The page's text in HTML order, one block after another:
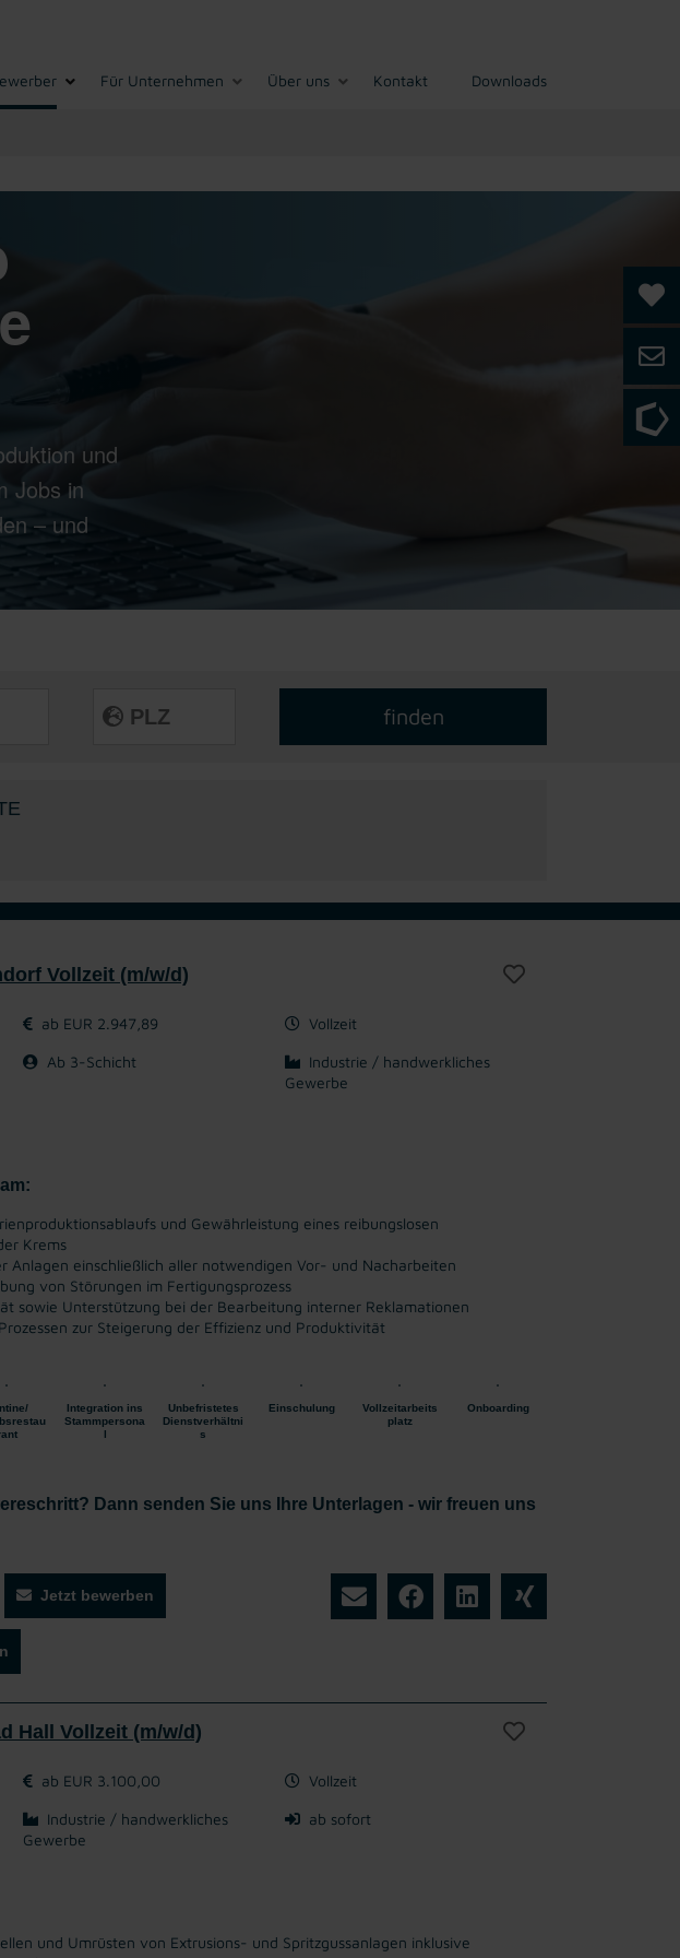
Für Unternehmen Über uns Kontakt Downloads
und
Jobs in
– und
Vollzeit (m/w/d)
ab EUR 2.947,89 Vollzeit
Ab 3-Schicht
Industrie / handwerkliches
Gewerbe
und Gewährleistung eines reibungslosen
Krems
Anlagen einschließlich aller notwendigen Vor- und Nacharbeiten
von Störungen im Fertigungsprozess
sowie Unterstützung bei der Bearbeitung interner Reklamationen
zur Steigerung der Effizienz und Produktivität
Integration ins
Stammpersona
l
Unbefristetes
Dienstverhältni
s
Einschulung
Vollzeitarbeits
platz
Onboarding
Dann senden Sie uns Ihre Unterlagen - wir freuen uns
Jetzt bewerben
Hall Vollzeit (m/w/d)
ab EUR 3.100,00 Vollzeit
Industrie / handwerkliches
Gewerbe
ab sofort
und Umrüsten von Extrusions- und Spritzgussanlagen inklusive